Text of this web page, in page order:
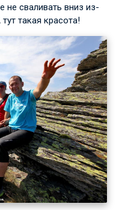
не сваливать вниз из-
такая красота!